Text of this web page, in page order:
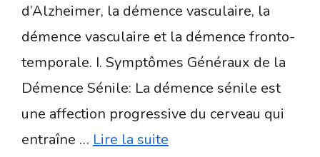
d’Alzheimer, la démence vasculaire, la
démence vasculaire et la démence fronto-
temporale. I. Symptômes Généraux de la
Démence Sénile: La démence sénile est
une affection progressive du cerveau qui
entraîne … Lire la suite